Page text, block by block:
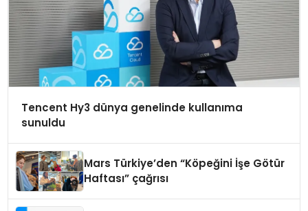
Tencent Hy3 dünya genelinde kullanıma
sunuldu
Mars Türkiye’den “Köpeğini İşe Götür
Haftası” çağrısı